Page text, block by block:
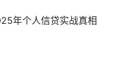
年个人信贷实战真相